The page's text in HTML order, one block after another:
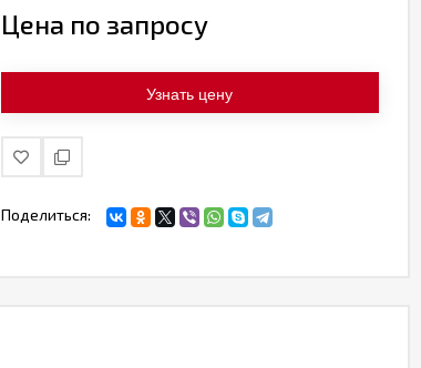
Цена по запросу
Узнать цену
Поделиться: